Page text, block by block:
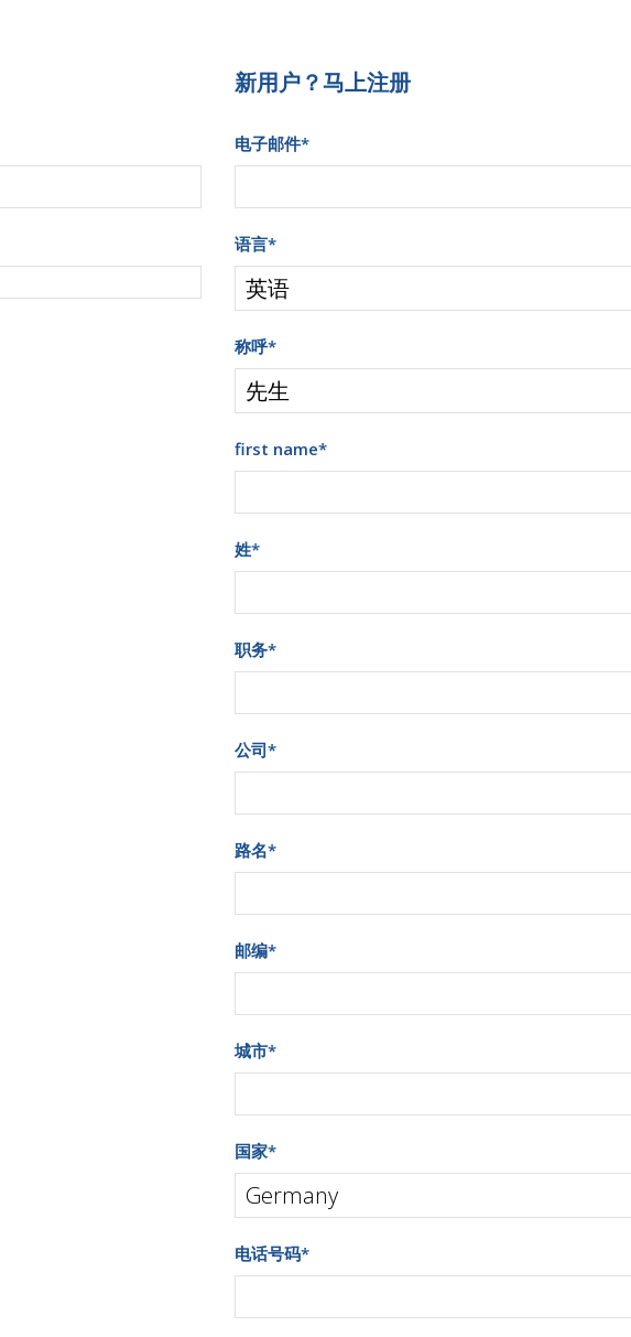
新用户？马上注册
电子邮件*
语言*
称呼*
first name*
姓*
职务*
公司*
路名*
邮编*
城市*
国家*
电话号码*